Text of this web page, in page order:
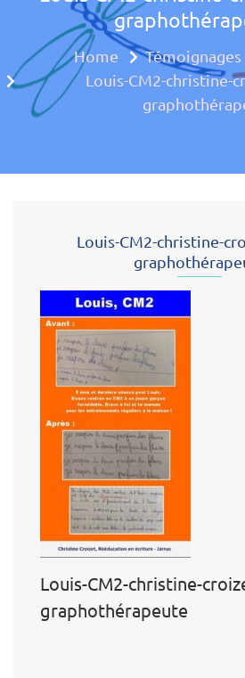
Home Témoignages
Louis-CM2-christine-
Louis-CM2-christine-
Louis-CM2-christine-
graphothérapeute